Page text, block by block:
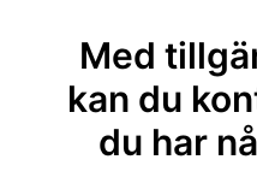
Med
kan du
du har